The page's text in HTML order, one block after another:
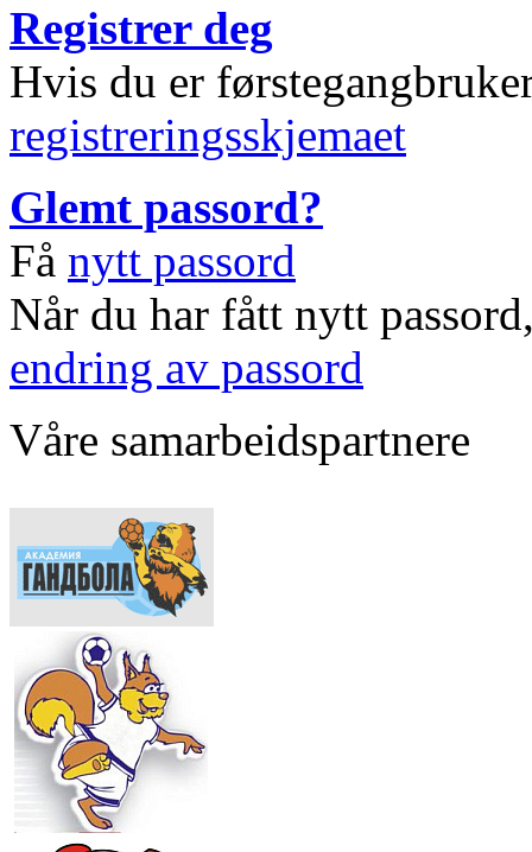
Registrer deg
Hvis du er
registreringsskjemaet
Glemt passord?
Få nytt passord
Når du har fått nytt
endring av passord
Våre samarbeidspartnere